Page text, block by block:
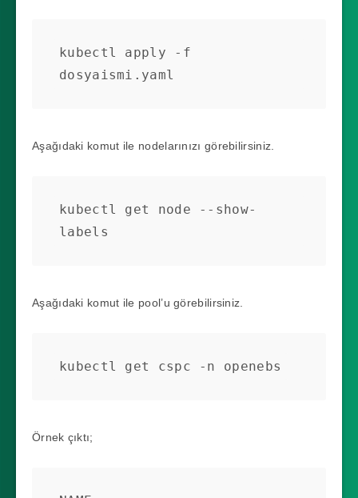
     poolConfig:
       dataRaidGroupType:
   - nodeSelector:
     dataRaidGroups:
       - blockDevices:
3ec130dc1aa932eb4c5af1db4d73ea1b"
"stripe"
       kubernetes.io/hostname:
kubectl apply -f
dosyaismi.yaml
Aşağıdaki komut ile nodelarınızı görebilirsiniz.
kubectl get node --show-
labels
Aşağıdaki komut ile pool’u görebilirsiniz.
kubectl get cspc -n openebs
Örnek çıktı;